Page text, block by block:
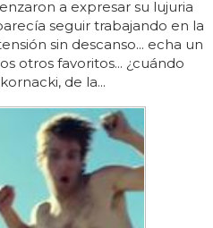
a expresar su lujuria
seguir trabajando en la
sin descanso... echa un
otros favoritos... ¿cuándo
de la...